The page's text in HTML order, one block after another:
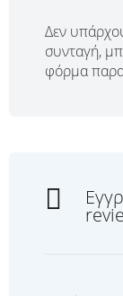
Δεν
συνταγή,
φόρμα